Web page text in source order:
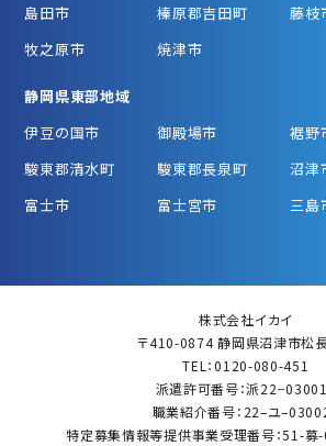
島田市
榛原郡吉田町
藤枝
牧之原市
焼津市
静岡県東部地域
伊豆の国市
御殿場市
裾野
駿東郡清水町
駿東郡長泉町
沼津
富士市
富士宮市 三島
株式会社イカイ
〒410-0874 静岡県沼津市松
TEL：0120-080-451
派遣許可番号：派
職業紹介番号：22–ユ
特定募集情報等提供事業受理番号：51-募-